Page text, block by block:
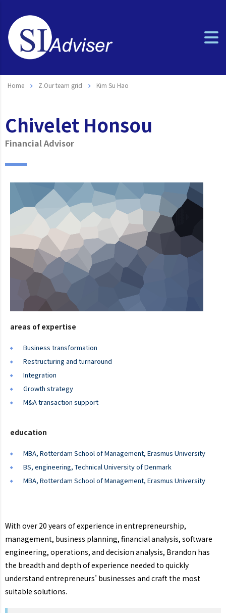
Home Z.Our team grid Kim Su Hao
Chivelet Honsou
Financial Advisor
areas of expertise
Business transformation
Restructuring and turnaround
Integration
Growth strategy
M&A transaction support
education
MBA, Rotterdam School of Management, Erasmus University
BS, engineering, Technical University of Denmark
MBA, Rotterdam School of Management, Erasmus University
With over 20 years of experience in entrepreneurship,
management, business planning, financial analysis, software
engineering, operations, and decision analysis, Brandon has
the breadth and depth of experience needed to quickly
understand entrepreneurs’ businesses and craft the most
suitable solutions.